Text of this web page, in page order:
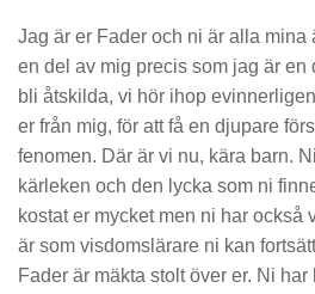
Jag är er Fader och ni är alla mina
en del av mig precis som jag är en
bli åtskilda, vi hör ihop
er från mig, för att få en djupare
fenomen. Där är vi nu, kära barn.
kärleken och den lycka som ni
kostat er mycket men ni har också
är som visdomslärare ni kan
Fader är mäkta stolt över er. Ni